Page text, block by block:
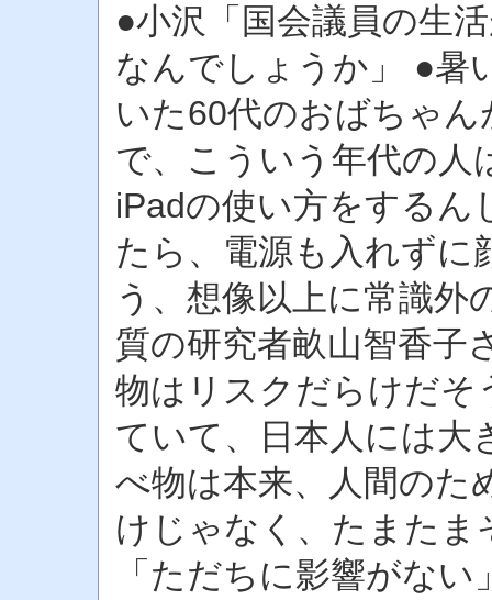
●小沢「国会議員の生
なんでしょうか」 ●暑
いた60代のおばちゃ
で、こういう年代の人
iPadの使い方をするん
たら、電源も入れずに
う、想像以上に常識外
質の研究者畝山智香子
物はリスクだらけだそ
ていて、日本人には大
べ物は本来、人間のた
けじゃなく、たまた
「ただちに影響がな